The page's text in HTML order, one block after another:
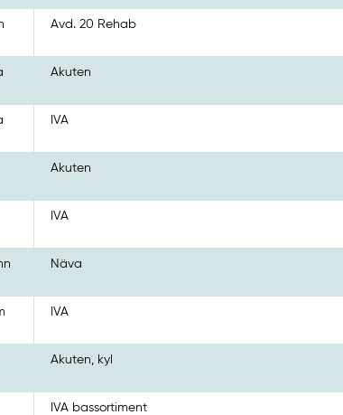
Avd. 20 Rehab
Akuten
IVA
Akuten
IVA
Näva
IVA
Akuten, kyl
IVA bassortiment